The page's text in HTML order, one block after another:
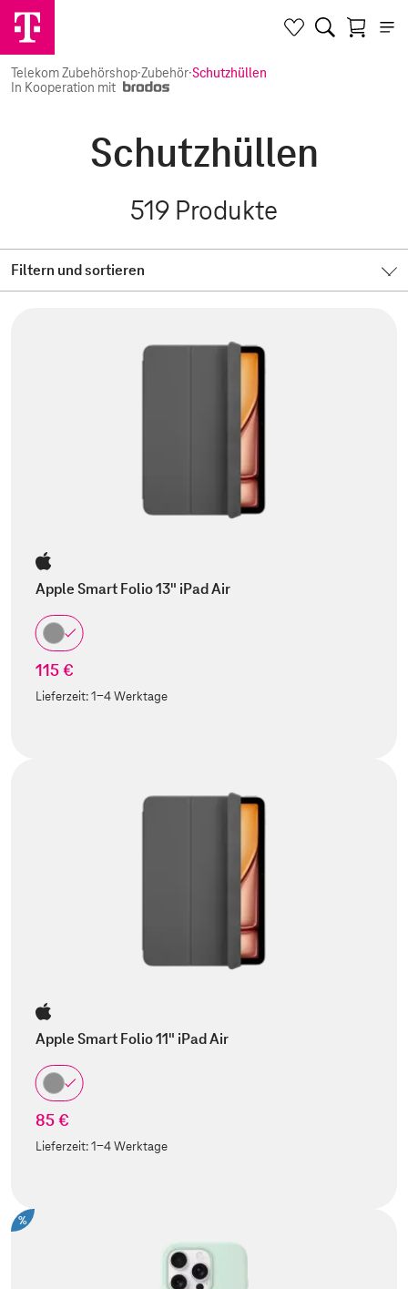
Telekom Zubehörshop·Zubehör·Schutzhüllen
In Kooperation mit
Schutzhüllen
519 Produkte
Filtern und sortieren
Apple Smart Folio 13" iPad Air
115 €
Lieferzeit:1-4 Werktage
Apple Smart Folio 11" iPad Air
85 €
Lieferzeit:1-4 Werktage
%